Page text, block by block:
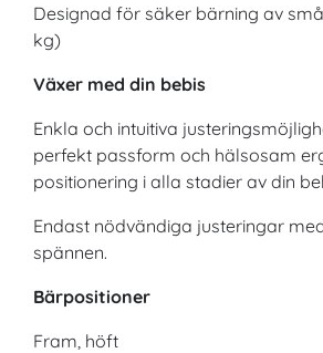
Designad för säker bärning av
kg)
Växer med din bebis
Enkla och intuitiva
perfekt passform och hälsosam
positionering i alla stadier av din
Endast nödvändiga justeringar
spännen.
Bärpositioner
Fram, höft